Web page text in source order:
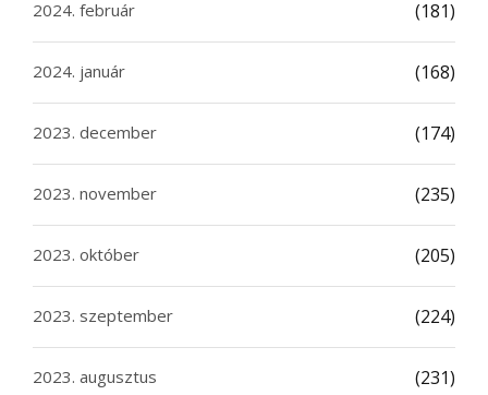
2024. február (181)
2024. január (168)
2023. december (174)
2023. november (235)
2023. október (205)
2023. szeptember (224)
2023. augusztus (231)